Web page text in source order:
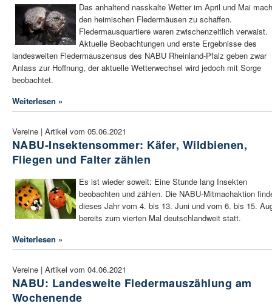
Das anhaltend nasskalte Wetter im April und Mai
den heimischen Fledermäusen zu schaffen.
Fledermausquartiere waren zwischenzeitlich verwaist.
Aktuelle Beobachtungen und erste Ergebnisse des
landesweiten Fledermauszensus des NABU Rheinland-Pfalz geben zwar
Anlass zur Hoffnung, der aktuelle Wetterwechsel wird jedoch mit Sorge
beobachtet.
Weiterlesen »
Vereine | Artikel vom 05.06.2021
NABU-Insektensommer: Käfer, Wildbienen,
Fliegen und Falter zählen
Es ist wieder soweit: Eine Stunde lang Insekten
beobachten und zählen. Die NABU-Mitmachaktion
dieses Jahr vom 4. bis 13. Juni und vom 6. bis 15.
bereits zum vierten Mal deutschlandweit statt.
Weiterlesen »
Vereine | Artikel vom 04.06.2021
NABU: Landesweite Fledermauszählung am
Wochenende